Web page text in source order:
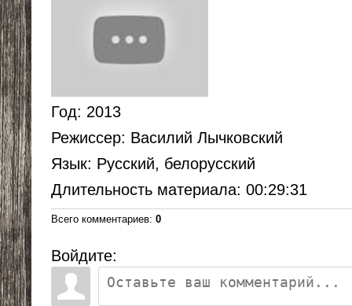
Год: 2013
Режиссер: Василий Лычковский
Язык: Русский, белорусский
Длительность материала: 00:29:31
Всего комментариев: 0
Войдите: